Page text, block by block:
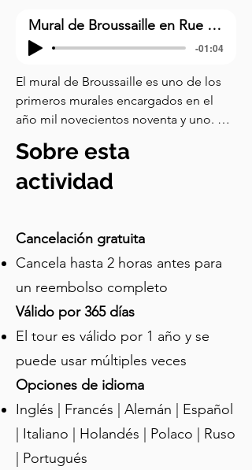
Mural de Broussaille en Rue Marché au Charbon 41
-01:04
El mural de Broussaille es uno de los
primeros murales encargados en el
año mil novecientos noventa y uno.
personaje conocido por sus aventuras
reflexivas y poéticas por la ciudad, a
menudo acompañado por su novia,
al personaje Broussaille, rápidamente
se hizo conocido por su naturaleza
introspectiva y su profunda conexión
con los entornos urbanos y naturales.
El mural retrata a Broussaille y
Catherine en una escena serena,
rodeados de elementos de la ciudad y
la naturaleza, reflejando los temas del
cómic de exploración y
descubrimiento. Un dato interesante
sobre la mayoría de los murales
pintados alrededor de Bruselas es que
incorporan algún aspecto del
Sobre esta
actividad
Cancelación gratuita
Cancela hasta 2 horas antes para
un reembolso completo
Válido por 365 días
El tour es válido por 1 año y se
puede usar múltiples veces
Opciones de idioma
Inglés | Francés | Alemán | Español
| Italiano | Holandés | Polaco | Ruso
| Portugués